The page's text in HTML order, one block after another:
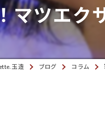
マツエク
玉造 ブログ コラム